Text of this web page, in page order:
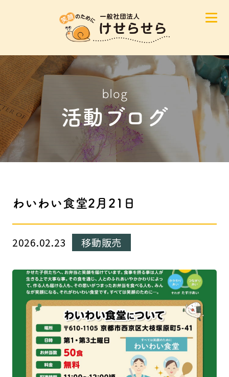
blog
活動ブログ
わいわい食堂2月21日
2026.02.23 移動販売